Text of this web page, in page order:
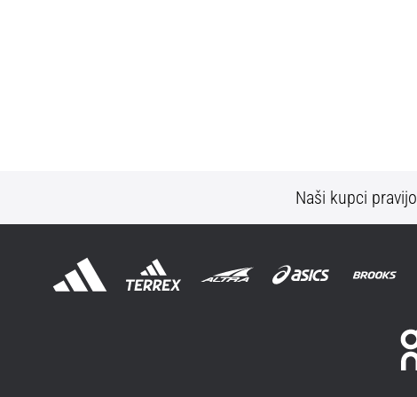
Naši kupci pravijo